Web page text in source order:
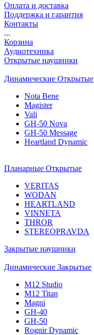
Оплата и доставка
Поддержка и гарантия
Контакты
...
Корзина
Аудиотехника
Открытые наушники
Динамические Открытые
Nota Bene
Magister
Vali
GH-50 Nova
GH-50 Message
Heartland Dynamic
Планарные Открытые
VERITAS
WODAN
HEARTLAND
VINNETA
THROR
STEREOPRAVDA
Закрытые наушники
Динамические Закрытые
M12 Studio
M12 Titan
Magni
GH-40
GH-50
Rognir Dynamic